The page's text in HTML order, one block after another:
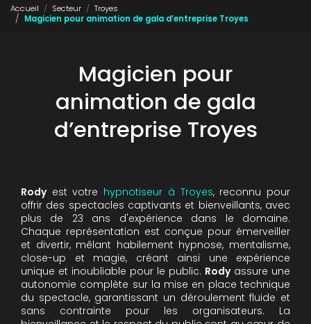
Accueil Secteur
Troyes
Magicien pour animation de gala d’entreprise Troyes
Magicien pour
animation de gala
d’entreprise Troyes
Rodyest votre hypnotiseur à Troyes, reconnu pour
offrir des spectacles captivants et bienveillants, avec
plus de 23 ans d'expérience dans le domaine.
Chaque représentation est conçue pour émerveiller
et divertir, mêlant habilement hypnose, mentalisme,
close-up et magie, créant ainsi une expérience
unique et inoubliable pour le public. Rodyassure une
autonomie complète sur la mise en place technique
du spectacle, garantissant un déroulement fluide et
sans contrainte pour les organisateurs. La